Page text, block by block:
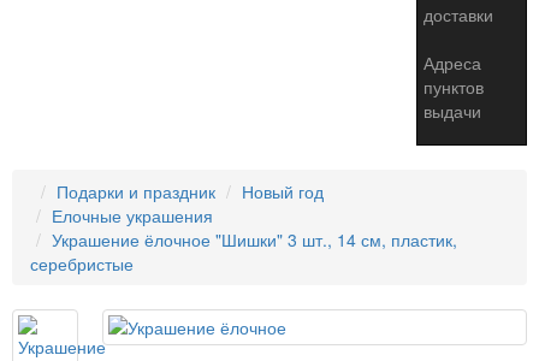
доставки
Адреса
пунктов
выдачи
Подарки и праздник
Новый год
Елочные украшения
Украшение ёлочное "Шишки" 3 шт., 14 см, пластик,
серебристые